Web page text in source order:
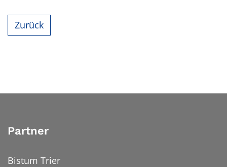
Zurück
Partner
Bistum Trier